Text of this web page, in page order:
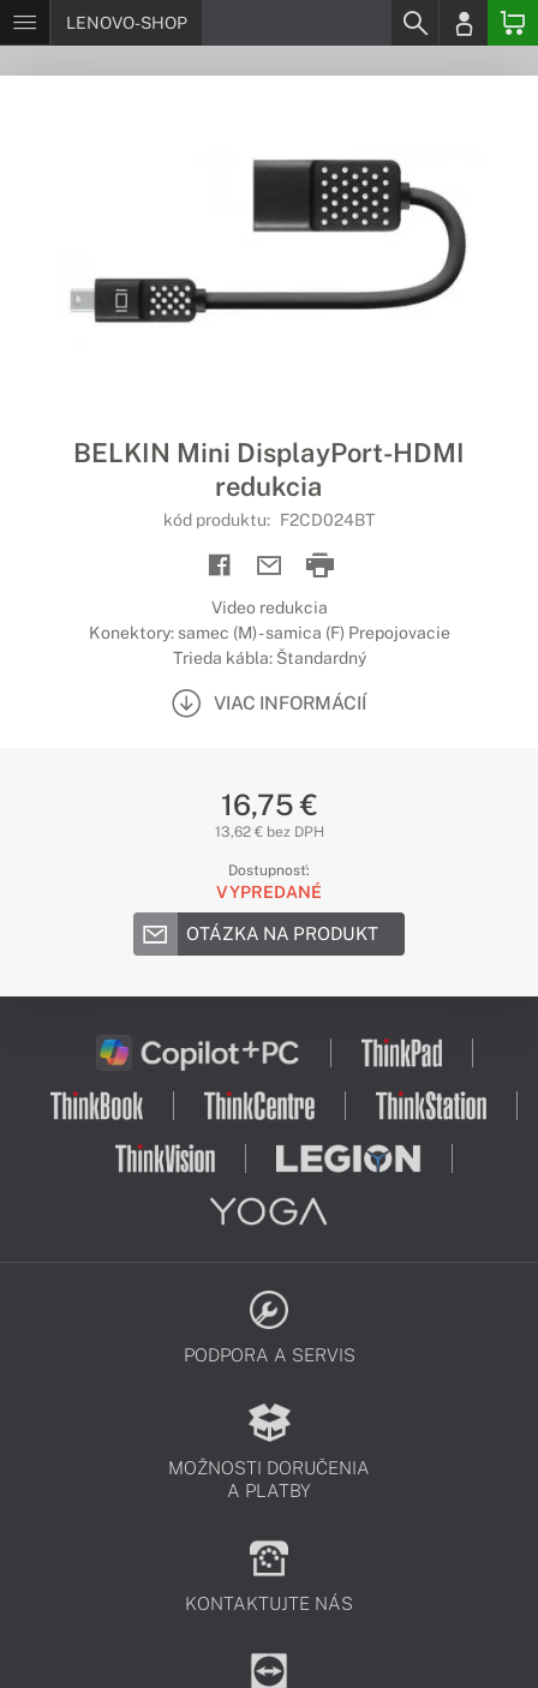
LENOVO-SHOP
BELKIN Mini DisplayPort-HDMI
redukcia
kód produktu: F2CD024BT
Video redukcia
Konektory: samec (M) - samica (F) Prepojovacie
Trieda kábla: Štandardný
VIAC INFORMÁCIÍ
16,75 €
13,62 € bez DPH
Dostupnosť:
VYPREDANÉ
OTÁZKA NA PRODUKT
PODPORA A SERVIS
MOŽNOSTI DORUČENIA
A PLATBY
KONTAKTUJTE NÁS